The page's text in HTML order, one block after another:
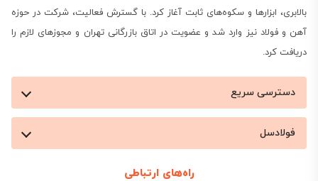
بالابری، ابزارها و سکوه‌های ثابت آغاز کرد. با گسترش فعالیت، شرکت در حوزه
آهن و فولاد نیز وارد شد و عضویت در اتاق بازرگانی تهران و مجوزهای لازم را
دریافت کرد.
دسترسی سریع
فولادسل
راه‌های ارتباطی